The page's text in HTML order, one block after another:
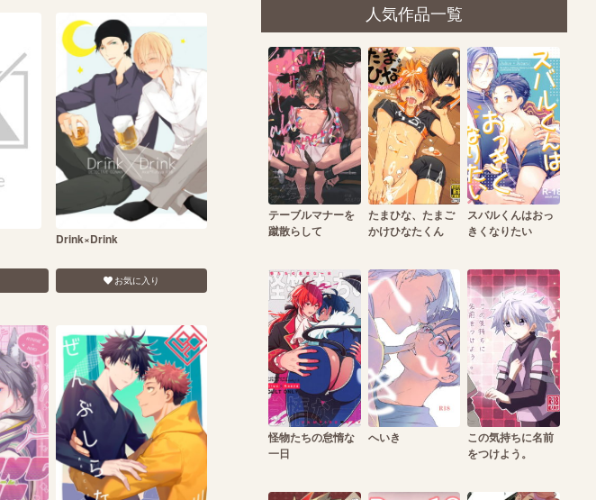
Drink×Drink
お気に入り
人気作品一覧
テーブルマナーを
蹴散らして
たまひな、たまご
かけひなたくん
スバルくんはおっ
きくなりたい
怪物たちの怠惰な
一日
へいき
この気持ちに名前
をつけよう。